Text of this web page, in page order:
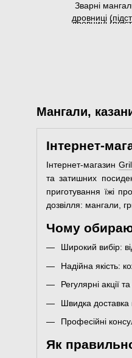
Зварні
дровниці
Мангали,
Інтернет-
Інтернет-магазин
та затишних
приготування їжі
дозвілля: мангали,
Чому
Широкий вибір:
Надійна якість:
Регулярні акції
Швидка доставка
Професійні
Як